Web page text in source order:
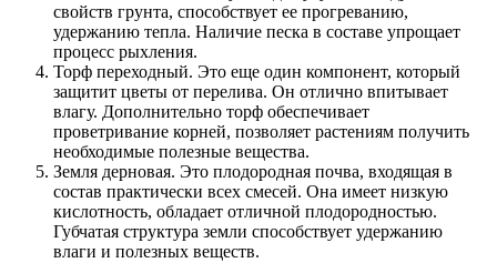
свойств грунта, способствует ее прогреванию,
удержанию тепла. Наличие песка в составе упрощает
процесс рыхления.
Торф переходный. Это еще один компонент, который
защитит цветы от перелива. Он отлично впитывает
влагу. Дополнительно торф обеспечивает
проветривание корней, позволяет растениям получить
необходимые полезные вещества.
Земля дерновая. Это плодородная почва, входящая в
состав практически всех смесей. Она имеет низкую
кислотность, обладает отличной плодородностью.
Губчатая структура земли способствует удержанию
влаги и полезных веществ.